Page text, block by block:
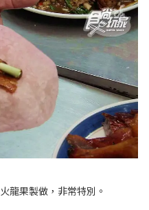
龍果製做，非常特別。